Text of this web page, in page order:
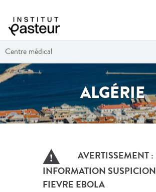
Centre médical
ALGÉRIE
AVERTISSEMENT :
INFORMATION SUSPICION
FIEVRE EBOLA